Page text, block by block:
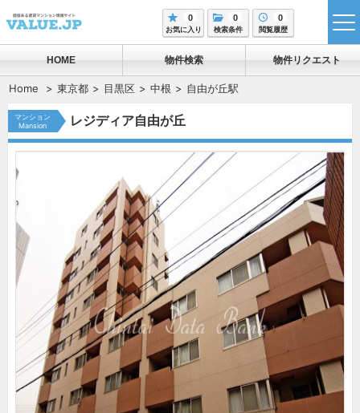
0
お気に入り
0
検索条件
0
閲覧履歴
HOME 物件検索 物件リクエスト
Home 東京都 目黒区 中根 自由が丘駅
マンション
Mansion
レジディア自由が丘